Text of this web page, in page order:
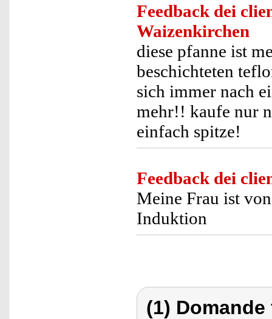
Feedback dei
Waizenkirchen
diese pfanne ist
beschichteten
sich immer nach
mehr!! kaufe nur
einfach spitze!
Feedback dei
Meine Frau ist
Induktion
(1)